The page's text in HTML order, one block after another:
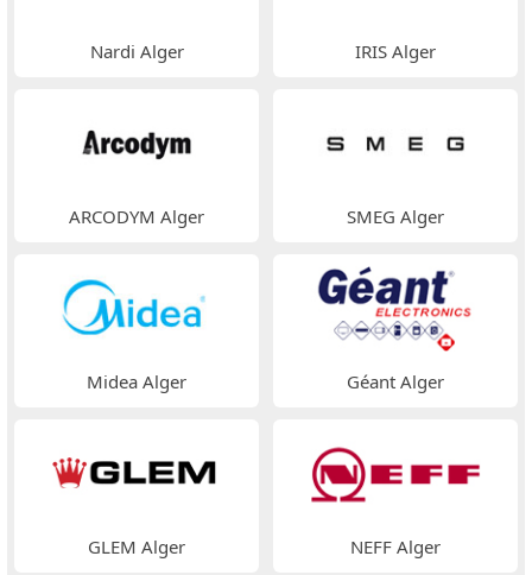
Nardi Alger IRIS Alger
ARCODYM Alger SMEG Alger
Midea Alger Géant Alger
GLEM Alger NEFF Alger